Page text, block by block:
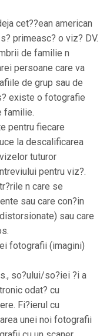
cet??ean american
primeasc? o viz? DV.
de familie n
persoane care va
de grup sau de
existe o fotografie
familie.
pentru fiecare
la descalificarea
tuturor
pentru viz?.
n care se
sau care con?in
sau care
fotografii (imagini)
so?ului/so?iei ?i a
odat? cu
Fi?ierul cu
unei noi fotografii